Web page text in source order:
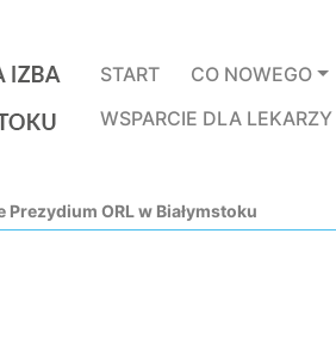
START
CO NOWEGO
WSPARCIE DLA LEKARZY
Prezydium ORL w Białymstoku